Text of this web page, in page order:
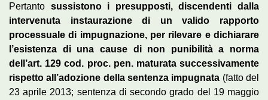
Pertanto sussistono i presupposti, discendenti dalla
intervenuta instaurazione di un valido rapporto
processuale di impugnazione, per rilevare e dichiarare
l’esistenza di una cause di non punibilità a norma
dell’art. 129 cod. proc. pen. maturata successivamente
rispetto all’adozione della sentenza impugnata (fatto del
23 aprile 2013; sentenza di secondo grado del 19 maggio